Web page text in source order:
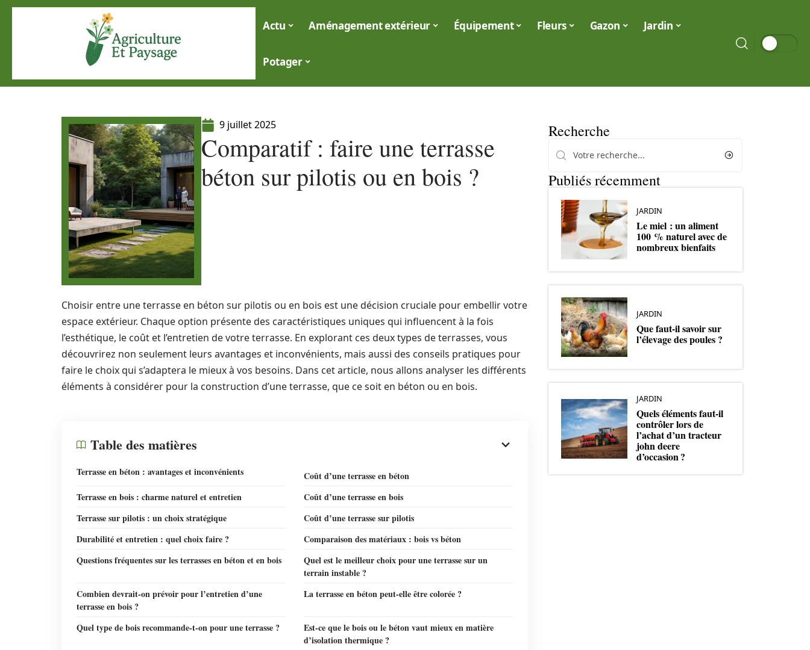
Actu Aménagement extérieur Équipement Fleurs Gazon Jardin
Potager
9 juillet 2025
Comparatif : faire une terrasse
béton sur pilotis ou en bois ?
Choisir entre une terrasse en béton sur pilotis ou en bois est une décision cruciale pour embellir votre
espace extérieur. Chaque option présente des caractéristiques uniques qui influencent à la fois
l’esthétique, le coût et l’entretien de votre terrasse. En explorant ces deux types de terrasses, vous
découvrirez non seulement leurs avantages et inconvénients, mais aussi des conseils pratiques pour
faire le choix qui s’adaptera le mieux à vos besoins. Dans cet article, nous allons analyser les différents
éléments à considérer pour la construction d’une terrasse, que ce soit en béton ou en bois.
Table des matières
Terrasse en béton : avantages et inconvénients
Coût d’une terrasse en béton
Terrasse en bois : charme naturel et entretien
Coût d’une terrasse en bois
Terrasse sur pilotis : un choix stratégique
Coût d’une terrasse sur pilotis
Durabilité et entretien : quel choix faire ?
Comparaison des matériaux : bois vs béton
Questions fréquentes sur les terrasses en béton et en bois
Quel est le meilleur choix pour une terrasse sur un
terrain instable ?
Combien devrait-on prévoir pour l’entretien d’une
terrasse en bois ?
La terrasse en béton peut-elle être colorée ?
Quel type de bois recommande-t-on pour une terrasse ?
Est-ce que le bois ou le béton vaut mieux en matière
d’isolation thermique ?
Recherche
Publiés récemment
JARDIN
Le miel : un aliment
100 % naturel avec de
nombreux bienfaits
JARDIN
Que faut-il savoir sur
l’élevage des poules ?
JARDIN
Quels éléments faut-il
contrôler lors de
l’achat d’un tracteur
john deere
d’occasion ?